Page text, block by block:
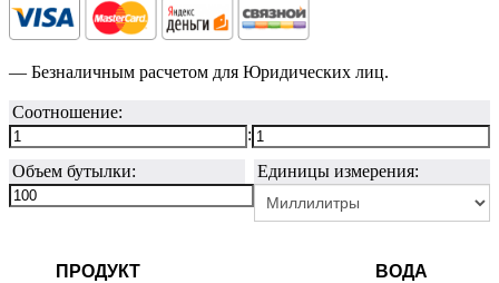
— Безналичным расчетом для Юридических лиц.
Соотношение:
:
Объем бутылки:
Единицы измерения:
ПРОДУКТ ВОДА